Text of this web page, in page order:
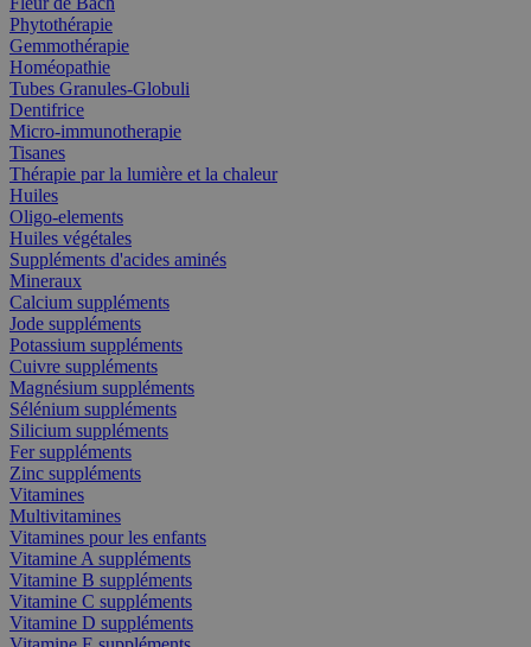
Phytothérapie
Gemmothérapie
Homéopathie
Tubes Granules-Globuli
Dentifrice
Micro-immunotherapie
Tisanes
Thérapie par la lumière et la chaleur
Huiles
Oligo-elements
Huiles végétales
Suppléments d'acides aminés
Mineraux
Calcium suppléments
Jode suppléments
Potassium suppléments
Cuivre suppléments
Magnésium suppléments
Sélénium suppléments
Silicium suppléments
Fer suppléments
Zinc suppléments
Vitamines
Multivitamines
Vitamines pour les enfants
Vitamine A suppléments
Vitamine B suppléments
Vitamine C suppléments
Vitamine D suppléments